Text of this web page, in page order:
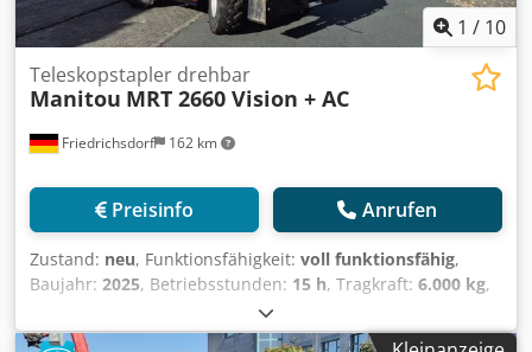
1 / 10
Friedrichsdorf 162 km
Teleskopstapler drehbar
Manitou MRT 2660 Vision + AC
Preisinfo Anrufen
Zustand: neu, Funktionsfähigkeit: voll funktionsfähig,
Baujahr: 2025, Betriebsstunden: 15 h, Tragkraft: 6.000 kg,
, Kraftstofftyp:
ausziehbar, Bauhöhe:3.100 mm, Leistung:115 kW (156,36